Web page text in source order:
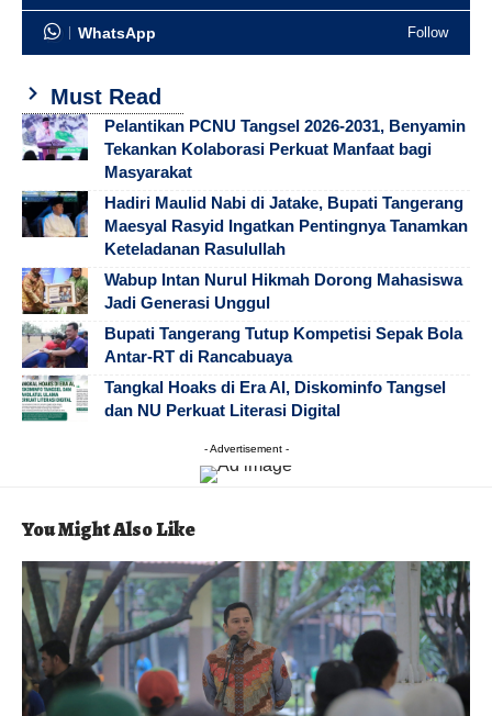
WhatsApp Follow
Must Read
Pelantikan PCNU Tangsel 2026-2031, Benyamin
Tekankan Kolaborasi Perkuat Manfaat bagi
Masyarakat
Hadiri Maulid Nabi di Jatake, Bupati Tangerang
Maesyal Rasyid Ingatkan Pentingnya Tanamkan
Keteladanan Rasulullah
Wabup Intan Nurul Hikmah Dorong Mahasiswa
Jadi Generasi Unggul
Bupati Tangerang Tutup Kompetisi Sepak Bola
Antar-RT di Rancabuaya
Tangkal Hoaks di Era AI, Diskominfo Tangsel
dan NU Perkuat Literasi Digital
- Advertisement -
You Might Also Like